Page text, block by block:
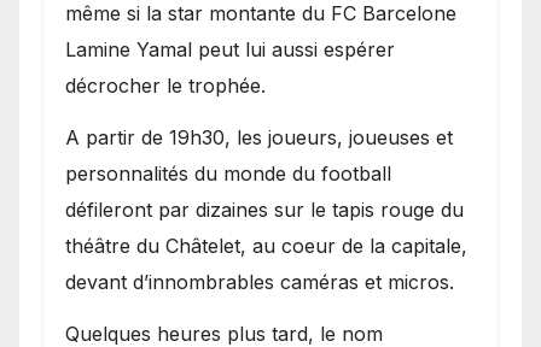
même si la star montante du FC Barcelone
Lamine Yamal peut lui aussi espérer
décrocher le trophée.
A partir de 19h30, les joueurs, joueuses et
personnalités du monde du football
défileront par dizaines sur le tapis rouge du
théâtre du Châtelet, au coeur de la capitale,
devant d’innombrables caméras et micros.
Quelques heures plus tard, le nom